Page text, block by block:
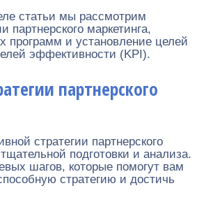
статьи мы рассмотрим
партнерского маркетинга,
программ и установление целей
эффективности (KPI).
партнерского
стратегии партнерского
подготовки и анализа.
шагов, которые помогут вам
стратегию и достичь